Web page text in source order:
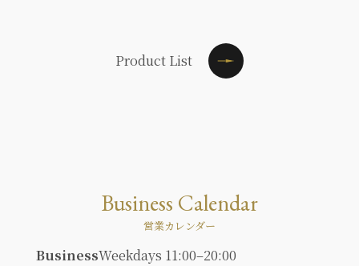
Product List
Business Calendar
営業カレンダー
BusinessWeekdays 11:00–20:00